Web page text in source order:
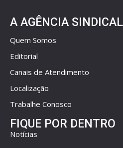
A AGÊNCIA SINDICAL
Quem Somos
Editorial
Canais de Atendimento
Localização
Trabalhe Conosco
FIQUE POR DENTRO
Notícias